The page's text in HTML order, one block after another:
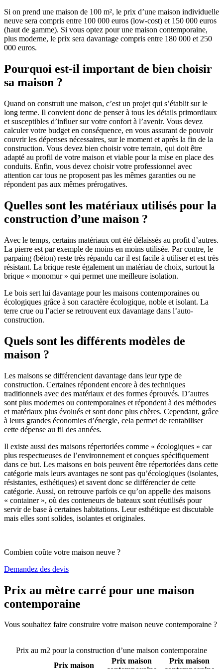
Si on prend une maison de 100 m², le prix d’une maison individuelle
neuve sera compris entre 100 000 euros (low-cost) et 150 000 euros
(haut de gamme). Si vous optez pour une maison contemporaine,
plus moderne, le prix sera davantage compris entre 180 000 et 250
000 euros.
Pourquoi est-il important de bien choisir
sa maison ?
Quand on construit une maison, c’est un projet qui s’établit sur le
long terme. Il convient donc de penser à tous les détails primordiaux
et susceptibles d’influer sur votre confort à l’avenir. Vous devez
calculer votre budget en conséquence, en vous assurant de pouvoir
couvrir les dépenses nécessaires, sur le moment et après la fin de la
construction. Vous devez bien choisir votre terrain, qui doit être
adapté au profil de votre maison et viable pour la mise en place des
conduits. Enfin, vous devez choisir votre professionnel avec
attention car tous ne proposent pas les mêmes garanties ou ne
répondent pas aux mêmes prérogatives.
Quelles sont les matériaux utilisés pour la
construction d’une maison ?
Avec le temps, certains matériaux ont été délaissés au profit d’autres.
La pierre est par exemple de moins en moins utilisée. Par contre, le
parpaing (béton) reste très répandu car il est facile à utiliser et est très
résistant. La brique reste également un matériau de choix, surtout la
brique « monomur » qui permet une meilleure isolation.
Le bois sert lui davantage pour les maisons contemporaines ou
écologiques grâce à son caractère écologique, noble et isolant. La
terre crue ou l’acier se retrouvent eux davantage dans l’auto-
construction.
Quels sont les différents modèles de
maison ?
Les maisons se différencient davantage dans leur type de
construction. Certaines répondent encore à des techniques
traditionnels avec des matériaux et des formes éprouvés. D’autres
sont plus modernes ou contemporaines et répondent à des méthodes
et matériaux plus évolués et sont donc plus chères. Cependant, grâce
à leurs grandes économies d’énergie, cela permet de rentabiliser
cette dépense au fil des années.
Il existe aussi des maisons répertoriées comme « écologiques » car
plus respectueuses de l’environnement et conçues spécifiquement
dans ce but. Les maisons en bois peuvent être répertoriées dans cette
catégorie mais leurs avantages ne sont pas qu’écologiques (isolantes,
résistantes, esthétiques) et savent donc se différencier de cette
catégorie. Aussi, on retrouve parfois ce qu’on appelle des maisons
« container », où des conteneurs de bateaux sont réutilisés pour
servir de base à certaines habitations. Leur esthétique est discutable
mais elles sont solides, isolantes et originales.
Combien coûte votre maison neuve ?
Demandez des devis
Prix au mètre carré pour une maison
contemporaine
Vous souhaitez faire construire votre maison neuve contemporaine ?
Prix au m2 pour la construction d’une maison contemporaine
Prix maison
Prix maison
Prix maison